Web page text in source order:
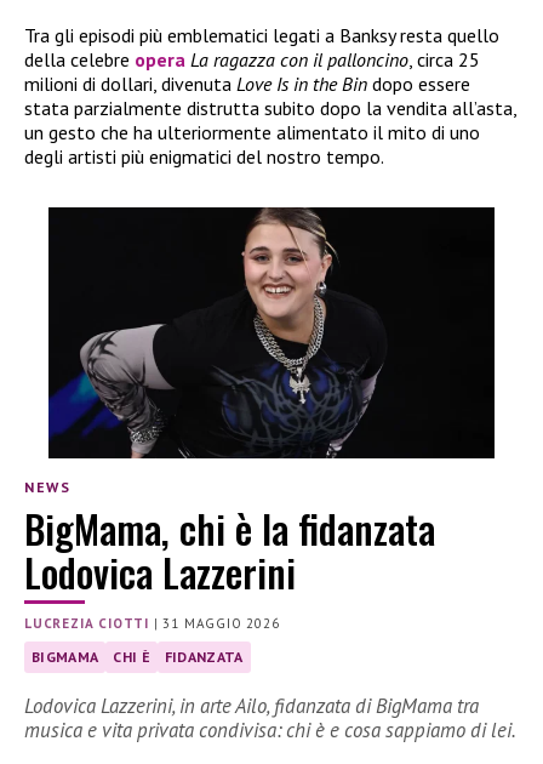
Tra gli episodi più emblematici legati a Banksy resta quello
della celebre opera La ragazza con il palloncino , circa 25
milioni di dollari, divenuta Love Is in the Bin dopo essere
stata parzialmente distrutta subito dopo la vendita all’asta,
un gesto che ha ulteriormente alimentato il mito di uno
degli artisti più enigmatici del nostro tempo.
NEWS
BigMama, chi è la fidanzata
Lodovica Lazzerini
LUCREZIA CIOTTI |31 MAGGIO 2026
BIGMAMA CHI È FIDANZATA
Lodovica Lazzerini, in arte Ailo, fidanzata di BigMama tra
musica e vita privata condivisa: chi è e cosa sappiamo di lei.